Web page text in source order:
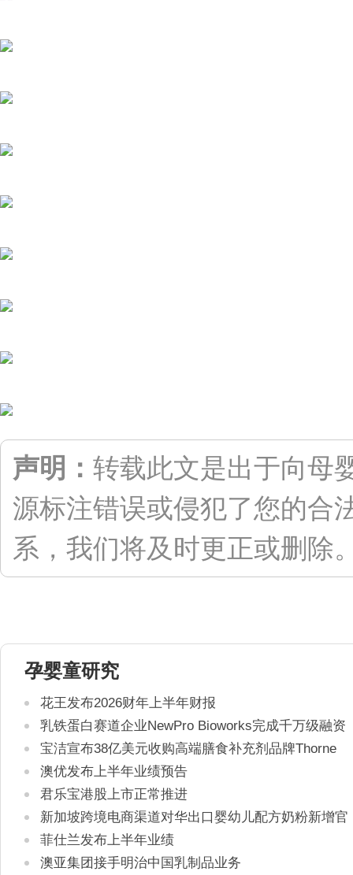
声明： 转载此文是出于向母
源标注错误或侵犯了您的合
系，我们将及时更正或删除
孕婴童研究
花王发布2026财年上半年财报
乳铁蛋白赛道企业NewPro Bioworks完成千万级融资
宝洁宣布38亿美元收购高端膳食补充剂品牌Thorne
澳优发布上半年业绩预告
君乐宝港股上市正常推进
新加坡跨境电商渠道对华出口婴幼儿配方奶粉新增官
方健康证书通关要求
菲仕兰发布上半年业绩
澳亚集团接手明治中国乳制品业务